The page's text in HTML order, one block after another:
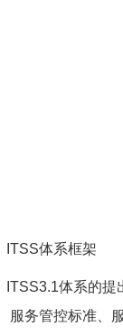
ITSS体系框架
ITSS3.1体系的
服务管控标准、